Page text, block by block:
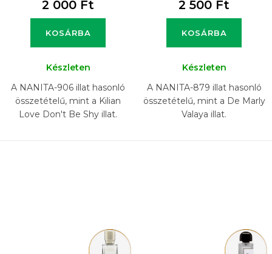
2 000 Ft
KOSÁRBA
Készleten
A NANITA-906 illat hasonló
összetételű, mint a Kilian
Love Don't Be Shy illat.
2 500 Ft
KOSÁRBA
Készleten
A NANITA-879 illat hasonló
összetételű, mint a De Marly
Valaya illat.